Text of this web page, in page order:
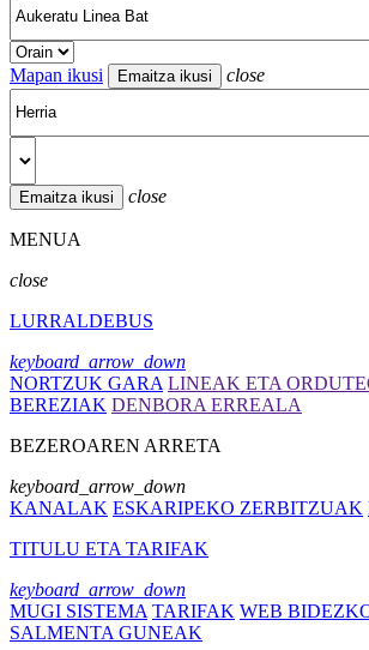
Mapan ikusi close
close
MENUA
close
LURRALDEBUS
keyboard_arrow_down
NORTZUK GARA LINEAK ETA
BEREZIAK DENBORA ERREALA
BEZEROAREN ARRETA
keyboard_arrow_down
KANALAK ESKARIPEKO ZERBITZUAK
TITULU ETA TARIFAK
keyboard_arrow_down
MUGI SISTEMA TARIFAK WEB
SALMENTA GUNEAK